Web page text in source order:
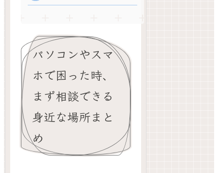
パソコンやスマ
ホで困った時、
まず相談できる
身近な場所まと
め